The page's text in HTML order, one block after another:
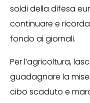
soldi della difesa
continuare e
fondo ai giornali.
Per l’agricoltura,
guadagnare la
cibo scaduto e